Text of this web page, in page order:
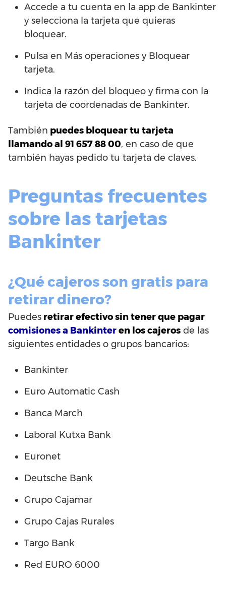
Accede a tu cuenta en la app de Bankinter
y selecciona la tarjeta que quieras
bloquear.
Pulsa en Más operaciones y Bloquear
tarjeta.
Indica la razón del bloqueo y firma con la
tarjeta de coordenadas de Bankinter.
También puedes bloquear tu tarjeta
llamando al 91 657 88 00, en caso de que
también hayas pedido tu tarjeta de claves.
Preguntas frecuentes
sobre las tarjetas
Bankinter
¿Qué cajeros son gratis para
retirar dinero?
Puedes retirar efectivo sin tener que pagar
comisiones a Bankinteren los cajeros de las
siguientes entidades o grupos bancarios:
Bankinter
Euro Automatic Cash
Banca March
Laboral Kutxa Bank
Euronet
Deutsche Bank
Grupo Cajamar
Grupo Cajas Rurales
Targo Bank
Red EURO 6000